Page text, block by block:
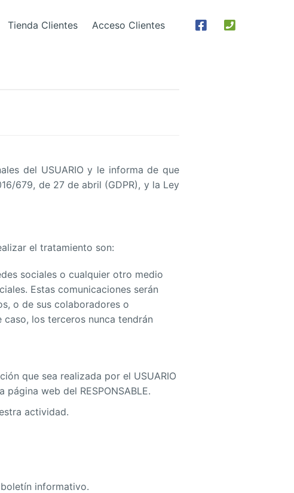
Tienda Clientes Acceso Clientes
del USUARIO y le informa de que
679, de 27 de abril (GDPR), y la Ley
el tratamiento son:
sociales o cualquier otro medio
Estas comunicaciones serán
o de sus colaboradores o
los terceros nunca tendrán
que sea realizada por el USUARIO
web del RESPONSABLE.
actividad.
informativo.